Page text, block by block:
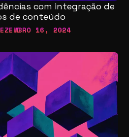
com integração de
de conteúdo
16, 2024